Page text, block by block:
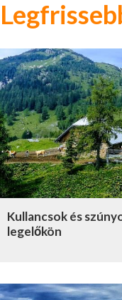
Kullancsok és
legelőkön